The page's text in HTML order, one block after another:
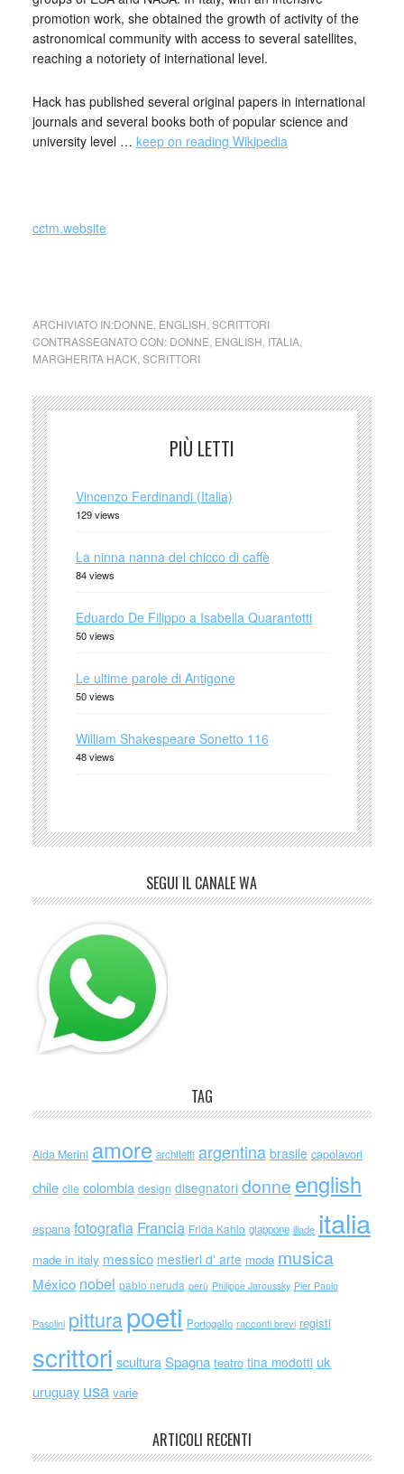
promotion work, she obtained the growth of activity of the
astronomical community with access to several satellites,
reaching a notoriety of international level.
Hack has published several original papers in international
journals and several books both of popular science and
university level … keep on reading Wikipedia
cctm.website
ARCHIVIATO IN:DONNE ENGLISH SCRITTORI
CONTRASSEGNATO CON: DONNE ENGLISH ITALIA,
MARGHERITA HACK, SCRITTORI
PIÙ LETTI
Vincenzo Ferdinandi (Italia)
129 views
La ninna nanna del chicco di caffè
84 views
Eduardo De Filippo a Isabella Quarantotti
50 views
Le ultime parole di Antigone
50 views
William Shakespeare Sonetto 116
48 views
SEGUI IL CANALE WA
TAG
Alda Merini amore architetti argentina brasile capolavori
chile cile colombia design disegnatori donne english
espana fotografia Francia Frida Kahlo giappone iliade italia
made in italy messico mestieri d' arte moda musica
México nobel pablo neruda perù Philippe Jaroussky Pier Paolo
Pasolini pitturapoeti Portogallo racconti brevi registi
scrittori scultura Spagna teatro tina modotti uk
uruguay usa varie
ARTICOLI RECENTI